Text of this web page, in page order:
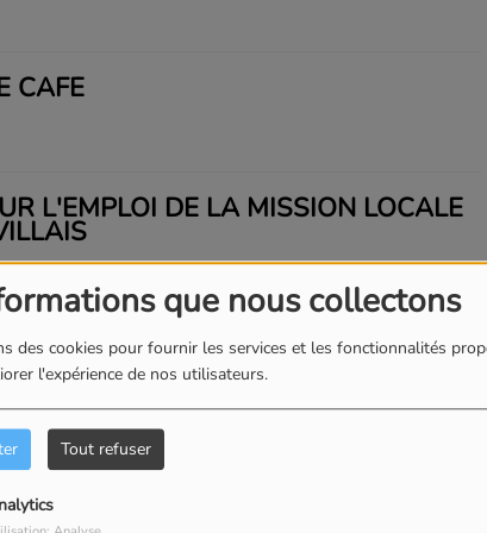
que nous collectons
des cookies pour fournir les services et les fonctionnalités
l'expérience de nos utilisateurs.
Tout refuser
CAFÉ
L'EMPLOI DE LA MISSION LOCALE
LE OFF